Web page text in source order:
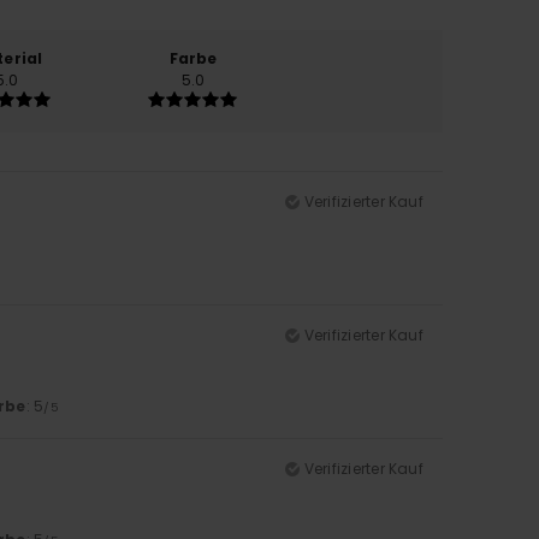
Farbe
5.0
Verifizierter Kauf
Verifizierter Kauf
: 5/5
Verifizierter Kauf